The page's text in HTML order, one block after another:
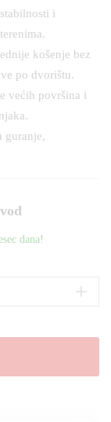
i
košenje bez
po dvorištu.
većih površina i
guranje,
dana!